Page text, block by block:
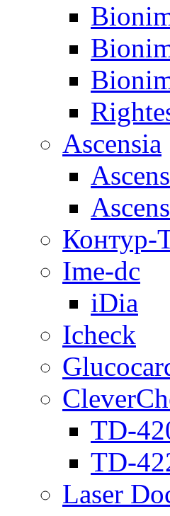
Ascensia
Контур-
Ime-dc
iDia
Icheck
TD-
TD-
Laser